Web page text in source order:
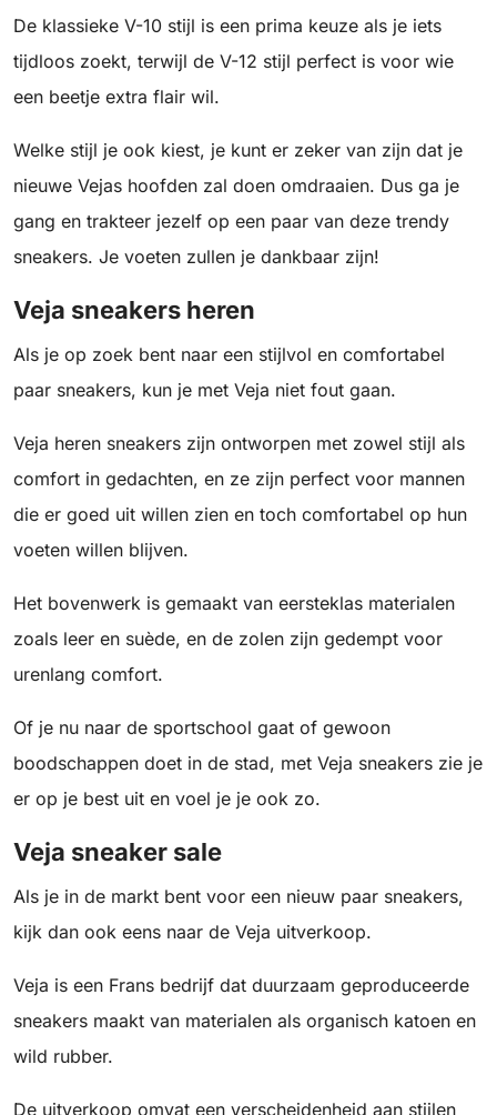
De klassieke V-10 stijl is een prima keuze als je iets
tijdloos zoekt, terwijl de V-12 stijl perfect is voor wie
een beetje extra flair wil.
Welke stijl je ook kiest, je kunt er zeker van zijn dat je
nieuwe Vejas hoofden zal doen omdraaien. Dus ga je
gang en trakteer jezelf op een paar van deze trendy
sneakers. Je voeten zullen je dankbaar zijn!
Veja sneakers heren
Als je op zoek bent naar een stijlvol en comfortabel
paar sneakers, kun je met Veja niet fout gaan.
Veja heren sneakers zijn ontworpen met zowel stijl als
comfort in gedachten, en ze zijn perfect voor mannen
die er goed uit willen zien en toch comfortabel op hun
voeten willen blijven.
Het bovenwerk is gemaakt van eersteklas materialen
zoals leer en suède, en de zolen zijn gedempt voor
urenlang comfort.
Of je nu naar de sportschool gaat of gewoon
boodschappen doet in de stad, met Veja sneakers zie je
er op je best uit en voel je je ook zo.
Veja sneaker sale
Als je in de markt bent voor een nieuw paar sneakers,
kijk dan ook eens naar de Veja uitverkoop.
Veja is een Frans bedrijf dat duurzaam geproduceerde
sneakers maakt van materialen als organisch katoen en
wild rubber.
De uitverkoop omvat een verscheidenheid aan stijlen